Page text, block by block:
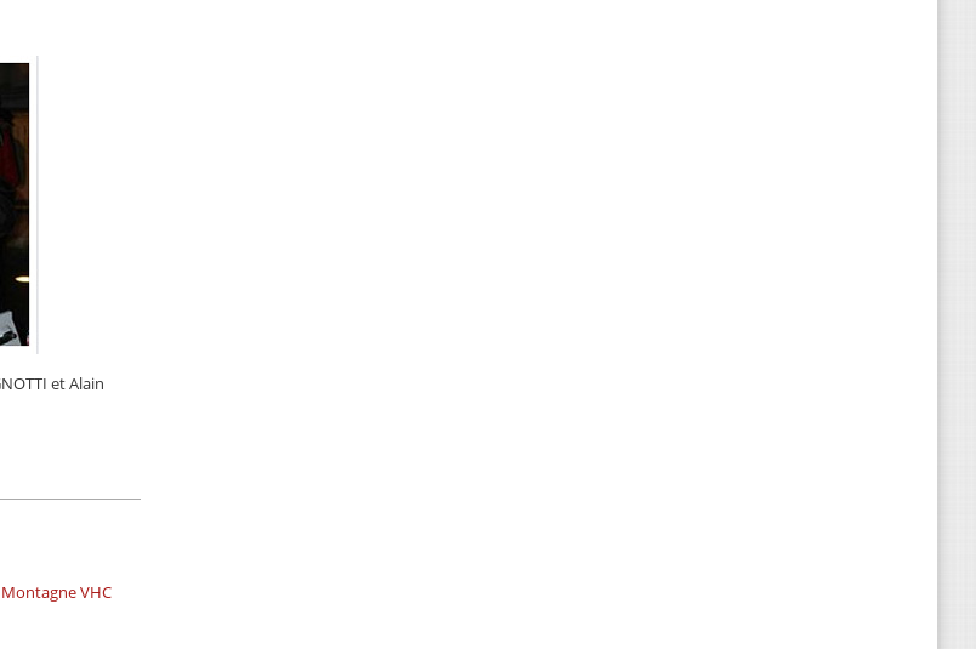
et Alain
VHC